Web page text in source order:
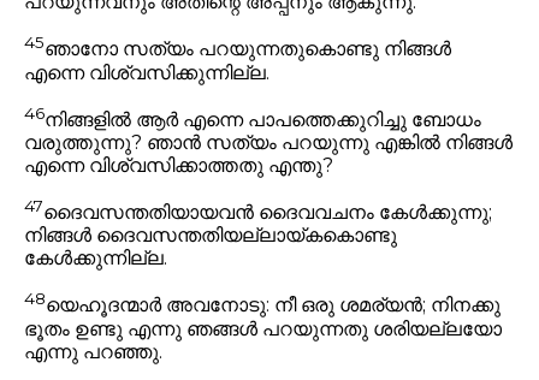
45ഞാനോ സത്യം പറയുന്നതുകൊണ്ടു നിങ്ങൾ
എന്നെ വിശ്വസിക്കുന്നില്ല.
46നിങ്ങളിൽ ആർ എന്നെ പാപത്തെക്കുറിച്ചു ബോധം
വരുത്തുന്നു? ഞാൻ സത്യം പറയുന്നു എങ്കിൽ നിങ്ങൾ
എന്നെ വിശ്വസിക്കാത്തതു എന്തു?
47ദൈവസന്തതിയായവൻ ദൈവവചനം കേൾക്കുന്നു;
നിങ്ങൾ ദൈവസന്തതിയല്ലായ്കകൊണ്ടു
കേൾക്കുന്നില്ല.
48യെഹൂദന്മാർ അവനോടു: നീ ഒരു ശമര്യൻ; നിനക്കു
ഭൂതം ഉണ്ടു എന്നു ഞങ്ങൾ പറയുന്നതു ശരിയല്ലയോ
എന്നു പറഞ്ഞു.